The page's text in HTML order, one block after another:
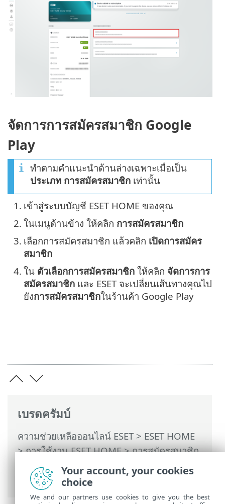
เบรดครัมบ์
ความช่วยเหลือออนไลน์ ESET> ESET HOME
>การใช้งาน ESET HOME>การสมัครสมาชิก
และการจัดการการสมัครสมาชิก
> การต่ออายุ
การสมัครสมาชิกอัตโนมัติ
จัดการการสมัครสมาชิก Google
Play
ทำตามคำแนะนำด้านล่างเฉพาะเมื่อเป็น
ประเภท การสมัครสมาชิก เท่านั้น
1. เข้าสู่ระบบบัญชี ESET HOME ของคุณ
2. ในเมนูด้านข้าง ให้คลิก การสมัครสมาชิก
3. เลือกการสมัครสมาชิก แล้วคลิก เปิดการสมัคร
สมาชิก
4. ใน ตัวเลือกการสมัครสมาชิก ให้คลิก จัดการการ
สมัครสมาชิก และ ESET จะเปลี่ยนเส้นทางคุณไป
ยังการสมัครสมาชิกในร้านค้า Google Play
Your account, your cookies
choice
We and our partners use cookies to give you the best